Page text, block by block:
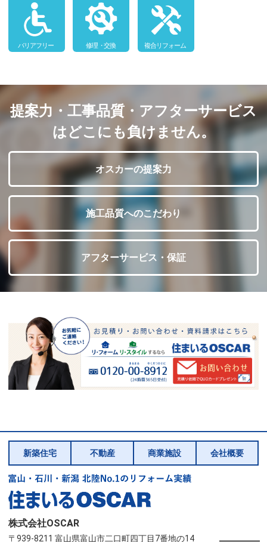
提案力・工事品質・アフターサービス
はどこにも負けません。
オスカーの提案力
施工品質へのこだわり
アフターサービス・保証
新築住宅 不動産 商業施設 会社概要
株式会社OSCAR
〒939-8211 富山県富山市二口町四丁目7番地の14